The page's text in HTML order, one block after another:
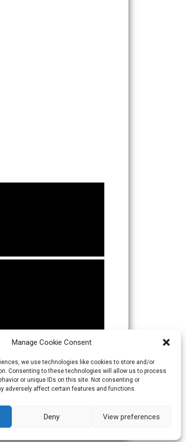
Manage Cookie Consent
we use technologies like cookies to store and/or
Consenting to these technologies will allow us to process
or unique IDs on this site. Not consenting or
adversely affect certain features and functions.
Deny View preferences